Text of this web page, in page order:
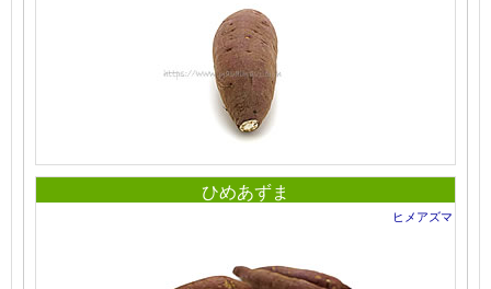
ひめあずま
ヒメアズマ